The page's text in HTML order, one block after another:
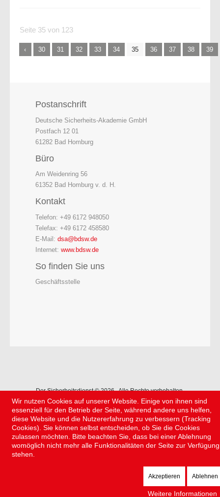
Seite 35 von 123
30 31 32 33 34 35 36 37 38 39
Postanschrift
Deutsche Sicherheits-Akademie GmbH
Postfach 12 01
61282 Bad Homburg
Büro
Am Weidenring 56
61352 Bad Homburg v. d. H.
Kontakt
Telefon: +49 6172 948050
Telefax: +49 6172 458580
E-Mail: dsa@bdsw.de
Internet: www.bdsw.de
So finden Sie uns
Geschäftsstelle
Der Sicherheitsdienst © 2026 . Alle Rechte vorbehalten.
Wir nutzen Cookies auf unserer Website. Einige von ihnen sind
essenziell für den Betrieb der Seite, während andere uns helfen,
diese Website und die Nutzererfahrung zu verbessern (Tracking
Cookies). Sie können selbst entscheiden, ob Sie die Cookies
zulassen möchten. Bitte beachten Sie, dass bei einer Ablehnung
womöglich nicht mehr alle Funktionalitäten der Seite zur Verfügung
stehen.
Akzeptieren Ablehnen
Weitere Informationen